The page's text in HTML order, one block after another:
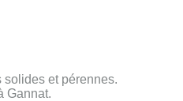
et pérennes.
Gannat.